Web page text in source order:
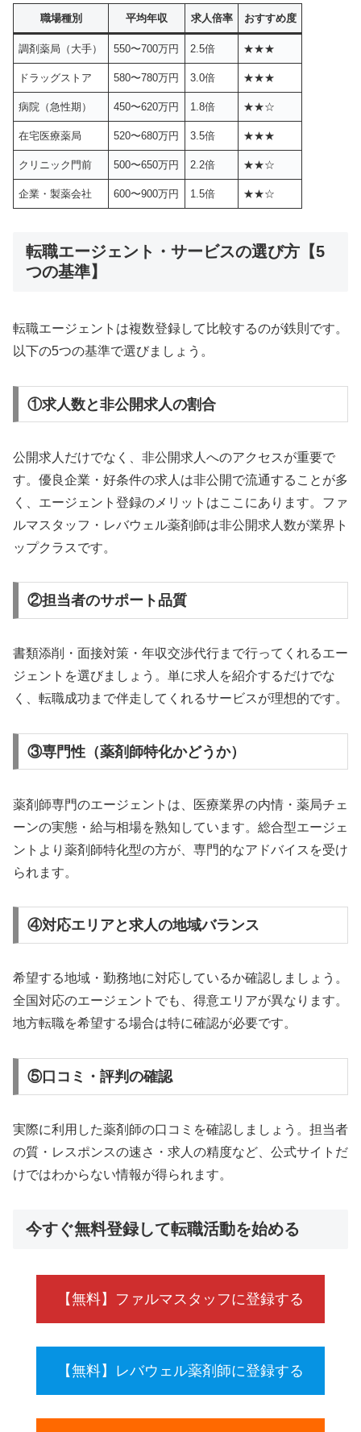
職場種別 平均年収 求人倍率 おすすめ度
調剤薬局（大手） 550〜700万円 2.5倍 ★★★
ドラッグストア 580〜780万円 3.0倍 ★★★
病院（急性期） 450〜620万円 1.8倍 ★★☆
在宅医療薬局 520〜680万円 3.5倍 ★★★
クリニック門前 500〜650万円 2.2倍 ★★☆
企業・製薬会社 600〜900万円 1.5倍 ★★☆
転職エージェント・サービスの選び方【5
つの基準】
転職エージェントは複数登録して比較するのが鉄則です。
以下の5つの基準で選びましょう。
①求人数と非公開求人の割合
公開求人だけでなく、非公開求人へのアクセスが重要で
す。優良企業・好条件の求人は非公開で流通することが多
く、エージェント登録のメリットはここにあります。ファ
ルマスタッフ・レバウェル薬剤師は非公開求人数が業界ト
ップクラスです。
②担当者のサポート品質
書類添削・面接対策・年収交渉代行まで行ってくれるエー
ジェントを選びましょう。単に求人を紹介するだけでな
く、転職成功まで伴走してくれるサービスが理想的です。
③専門性（薬剤師特化かどうか）
薬剤師専門のエージェントは、医療業界の内情・薬局チェ
ーンの実態・給与相場を熟知しています。総合型エージェ
ントより薬剤師特化型の方が、専門的なアドバイスを受け
られます。
④対応エリアと求人の地域バランス
希望する地域・勤務地に対応しているか確認しましょう。
全国対応のエージェントでも、得意エリアが異なります。
地方転職を希望する場合は特に確認が必要です。
⑤口コミ・評判の確認
実際に利用した薬剤師の口コミを確認しましょう。担当者
の質・レスポンスの速さ・求人の精度など、公式サイトだ
けではわからない情報が得られます。
今すぐ無料登録して転職活動を始める
【無料】ファルマスタッフに登録する
【無料】レバウェル薬剤師に登録する